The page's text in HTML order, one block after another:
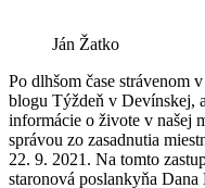
Ján Žatko
Po dlhšom čase strávenom
blogu Týždeň v Devínskej,
informácie o živote v našej
správou zo zasadnutia
22. 9. 2021. Na tomto
staronová poslankyňa